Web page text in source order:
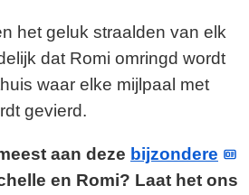
het geluk straalden van elk
dat Romi omringd wordt
waar elke mijlpaal met
gevierd.
aan deze bijzondere
en Romi? Laat het ons